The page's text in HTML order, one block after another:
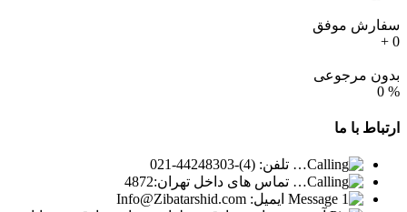
سفارش موفق
0
+
بدون مرجوعی
%
0
ارتباط با ما
تلفن: (4)-44248303-021
تماس های داخل تهران:4872
ایمیل: Info@Zibatarshid.com